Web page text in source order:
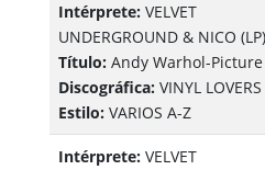
Intérprete:VELVET
UNDERGROUND & NICO (LP)
Título:Andy Warhol-Picture
Discográfica:VINYL LOVERS
Estilo:VARIOS A-Z
Intérprete:VELVET